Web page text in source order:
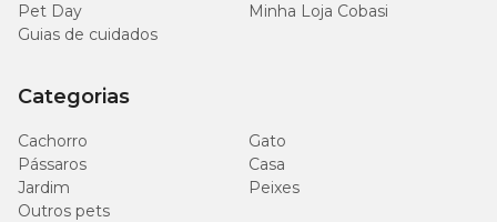
Pet Day
Minha Loja Cobasi
Guias de cuidados
Categorias
Cachorro
Gato
Pássaros
Casa
Jardim
Peixes
Outros pets